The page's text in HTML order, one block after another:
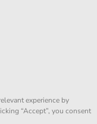
experience by
“Accept”, you consent